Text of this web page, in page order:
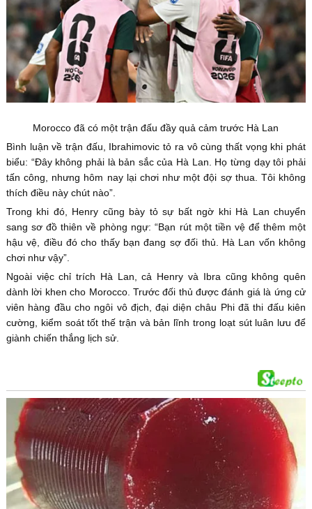
Morocco đã có một trận đấu đầy quả cảm trước Hà Lan
Bình luận về trận đấu, Ibrahimovic tỏ ra vô cùng thất vọng khi phát
biểu: “Đây không phải là bản sắc của Hà Lan. Họ từng dạy tôi phải
tấn công, nhưng hôm nay lại chơi như một đội sợ thua. Tôi không
thích điều này chút nào”.
Trong khi đó, Henry cũng bày tỏ sự bất ngờ khi Hà Lan chuyển
sang sơ đồ thiên về phòng ngự: “Bạn rút một tiền vệ để thêm một
hậu vệ, điều đó cho thấy bạn đang sợ đối thủ. Hà Lan vốn không
chơi như vậy”.
Ngoài việc chỉ trích Hà Lan, cả Henry và Ibra cũng không quên
dành lời khen cho Morocco. Trước đối thủ được đánh giá là ứng cử
viên hàng đầu cho ngôi vô địch, đại diện châu Phi đã thi đấu kiên
cường, kiểm soát tốt thế trận và bản lĩnh trong loạt sút luân lưu để
giành chiến thắng lịch sử.